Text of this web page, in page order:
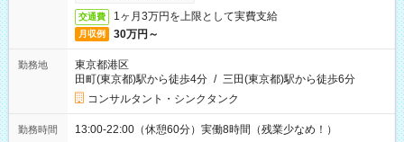
交通費 1ヶ月3万円を上限として実費支給
月収例 30万円～
勤務地
東京都港区
田町(東京都)駅から徒歩4分 / 三田(東京都)駅から徒歩6分
コンサルタント・シンクタンク
勤務時間 13:00-22:00（休憩60分）実働8時間（残業少なめ！）